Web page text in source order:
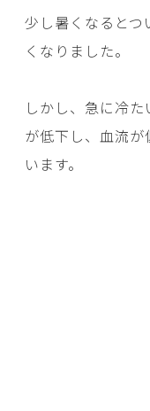
少し暑くなると
くなりました。
しかし、急に冷
が低下し、血流
います。